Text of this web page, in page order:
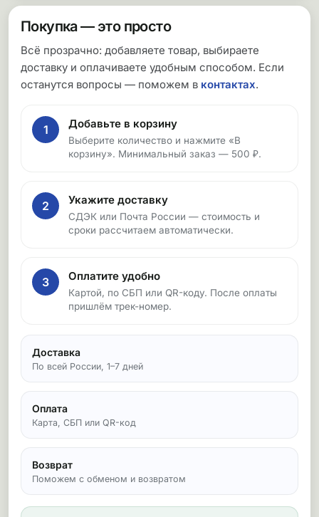
Покупка — это просто
Всё прозрачно: добавляете товар, выбираете
доставку и оплачиваете удобным способом. Если
останутся вопросы — поможем в контактах.
1 Добавьте в корзину
Выберите количество и нажмите «В
корзину». Минимальный заказ — 500 ₽.
2 Укажите доставку
СДЭК или Почта России — стоимость и
сроки рассчитаем автоматически.
3 Оплатите удобно
Картой, по СБП или QR-коду. После оплаты
пришлём трек-номер.
Доставка
По всей России, 1–7 дней
Оплата
Карта, СБП или QR-код
Возврат
Поможем с обменом и возвратом